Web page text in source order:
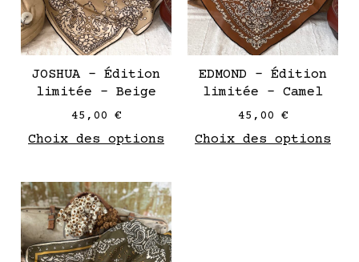
JOSHUA – Édition
limitée – Beige
45,00 €
Choix des options
peuvent
être
choisies
produit
EDMOND – Édition
limitée – Camel
45,00 €
Choix des options
Ce
produit
a
plusieurs